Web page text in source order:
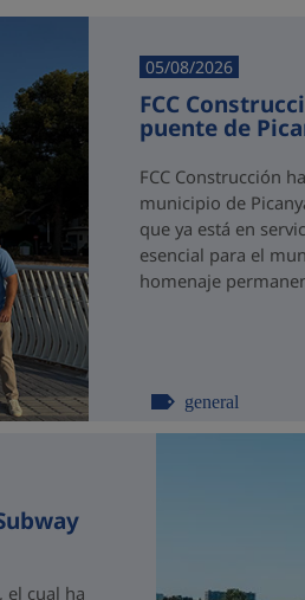
05/08/2026
FCC
puente de
FCC Construcción
municipio de
que ya está en
esencial para el
homenaje
general
el cual ha